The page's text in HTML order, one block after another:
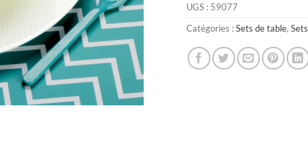
UGS : 59077
Catégories :Sets de table,